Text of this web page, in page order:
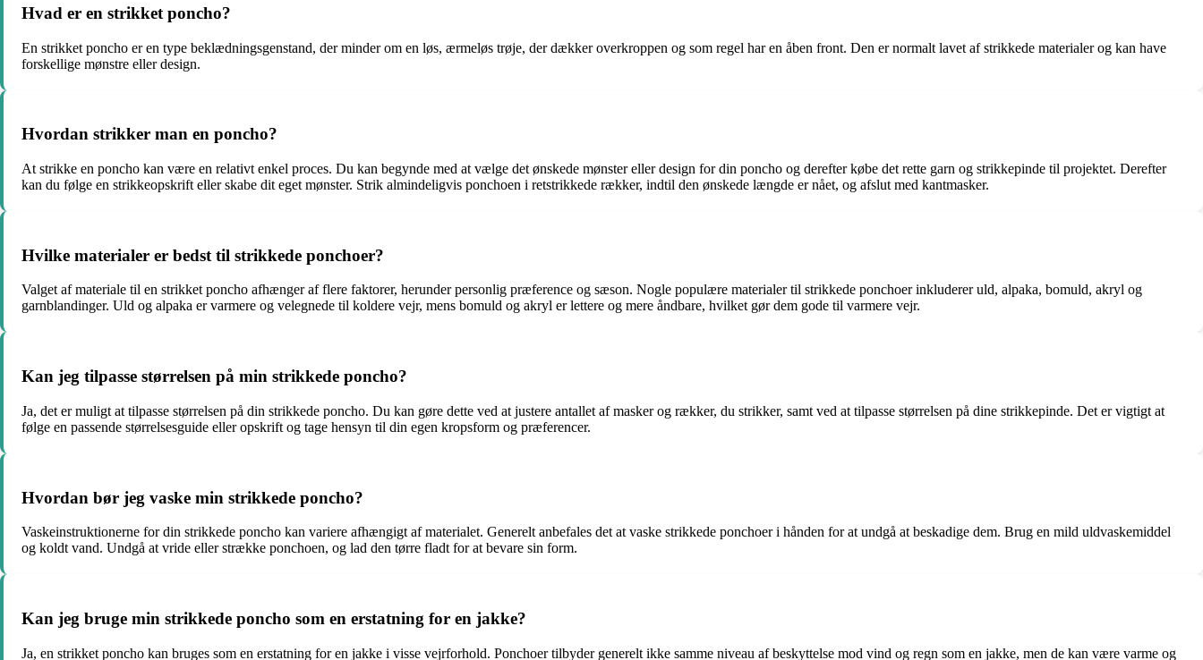
Hvad er en strikket poncho?
En strikket poncho er en type beklædningsgenstand, der minder om en løs, ærmeløs trøje, der dækker overkroppen og som regel har en åben front. Den er normalt lavet af strikkede materialer og kan have
forskellige mønstre eller design.
Hvordan strikker man en poncho?
At strikke en poncho kan være en relativt enkel proces. Du kan begynde med at vælge det ønskede mønster eller design for din poncho og derefter købe det rette garn og strikkepinde til projektet. Derefter
kan du følge en strikkeopskrift eller skabe dit eget mønster. Strik almindeligvis ponchoen i retstrikkede rækker, indtil den ønskede længde er nået, og afslut med kantmasker.
Hvilke materialer er bedst til strikkede ponchoer?
Valget af materiale til en strikket poncho afhænger af flere faktorer, herunder personlig præference og sæson. Nogle populære materialer til strikkede ponchoer inkluderer uld, alpaka, bomuld, akryl og
garnblandinger. Uld og alpaka er varmere og velegnede til koldere vejr, mens bomuld og akryl er lettere og mere åndbare, hvilket gør dem gode til varmere vejr.
Kan jeg tilpasse størrelsen på min strikkede poncho?
Ja, det er muligt at tilpasse størrelsen på din strikkede poncho. Du kan gøre dette ved at justere antallet af masker og rækker, du strikker, samt ved at tilpasse størrelsen på dine strikkepinde. Det er vigtigt at
følge en passende størrelsesguide eller opskrift og tage hensyn til din egen kropsform og præferencer.
Hvordan bør jeg vaske min strikkede poncho?
Vaskeinstruktionerne for din strikkede poncho kan variere afhængigt af materialet. Generelt anbefales det at vaske strikkede ponchoer i hånden for at undgå at beskadige dem. Brug en mild uldvaskemiddel
og koldt vand. Undgå at vride eller strække ponchoen, og lad den tørre fladt for at bevare sin form.
Kan jeg bruge min strikkede poncho som en erstatning for en jakke?
Ja, en strikket poncho kan bruges som en erstatning for en jakke i visse vejrforhold. Ponchoer tilbyder generelt ikke samme niveau af beskyttelse mod vind og regn som en jakke, men de kan være varme og